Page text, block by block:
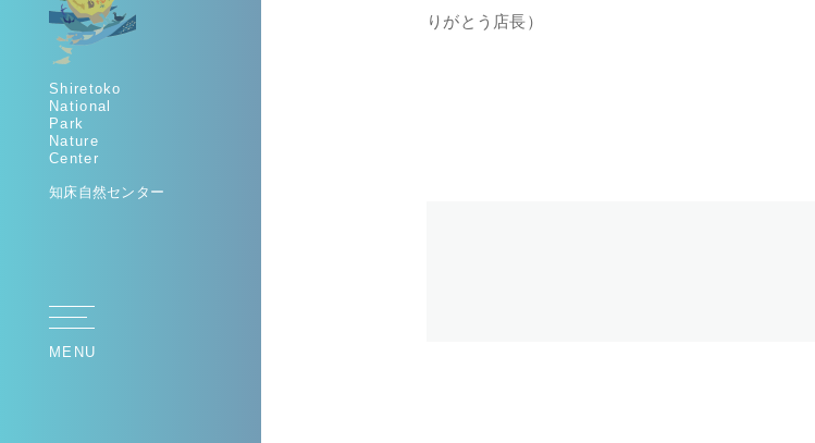
Shiretoko
National
Park
Nature
Center
知床自然センター
りがとう店長）